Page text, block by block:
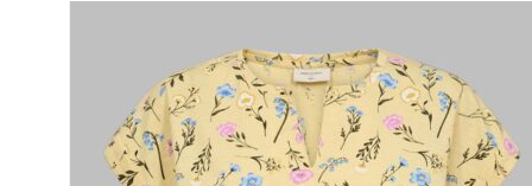
Puvut ja blazerit
Puvut
Puvuntakit ja blazerit
Miesten housut
Miesten housut
Miesten farkut